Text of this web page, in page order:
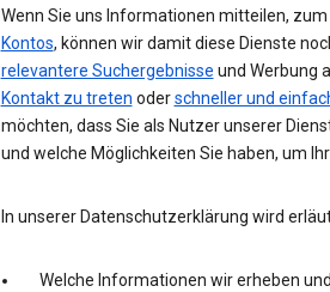
Wenn Sie uns Informationen mitteilen,
Kontos, können wir damit diese Dienste
relevantere Suchergebnisse und Werbung
Kontakt zu treten oderschneller und
möchten, dass Sie als Nutzer unserer
und welche Möglichkeiten Sie haben, um
In unserer Datenschutzerklärung wird
Welche Informationen wir erheben